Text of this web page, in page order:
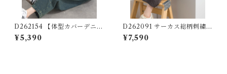
D262154 【体型カバーデニム
シリーズ】 ポケット刺繍デニ
ムパンツ / Pocket Embroide
¥5,390
D262091 サーカス総柄刺繍パ
ンツ / All-Over Embroidery
Stitch Pants
¥7,590